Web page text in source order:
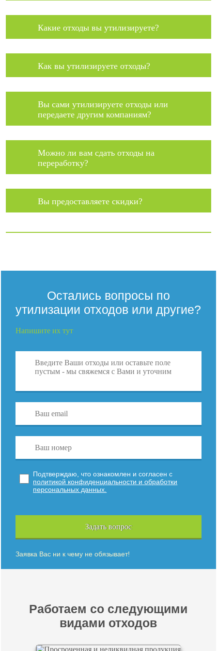
Какие отходы вы утилизируете?
Как вы утилизируете отходы?
Вы сами утилизируете отходы или
передаете другим компаниям?
Можно ли вам сдать отходы на
переработку?
Вы предоставляете скидки?
Остались вопросы по
утилизации отходов или другие?
Напишите их тут
Подтверждаю, что ознакомлен и согласен с
политикой конфиденциальности и обработки
персональных данных.
Задать вопрос
Заявка Вас ни к чему не обязывает!
Работаем со следующими
видами отходов